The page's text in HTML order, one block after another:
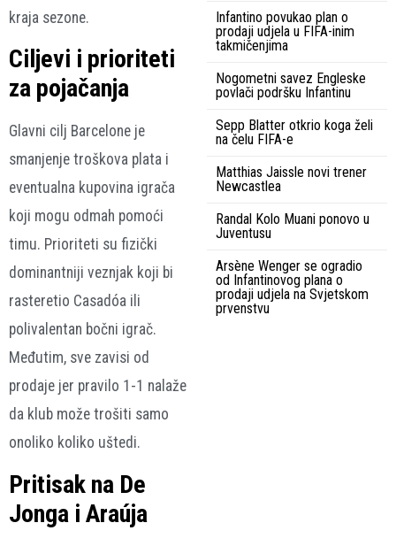
kraja sezone.
Ciljevi i prioriteti
za pojačanja
Glavni cilj Barcelone je
smanjenje troškova plata i
eventualna kupovina igrača
koji mogu odmah pomoći
timu. Prioriteti su fizički
dominantniji veznjak koji bi
rasteretio Casadóa ili
polivalentan bočni igrač.
Međutim, sve zavisi od
prodaje jer pravilo 1-1 nalaže
da klub može trošiti samo
onoliko koliko uštedi.
Pritisak na De
Jonga i Araúja
Infantino povukao plan o
prodaji udjela u FIFA-inim
takmičenjima
Nogometni savez Engleske
povlači podršku Infantinu
Sepp Blatter otkrio koga želi
na čelu FIFA-e
Matthias Jaissle novi trener
Newcastlea
Randal Kolo Muani ponovo u
Juventusu
Arsène Wenger se ogradio
od Infantinovog plana o
prodaji udjela na Svjetskom
prvenstvu